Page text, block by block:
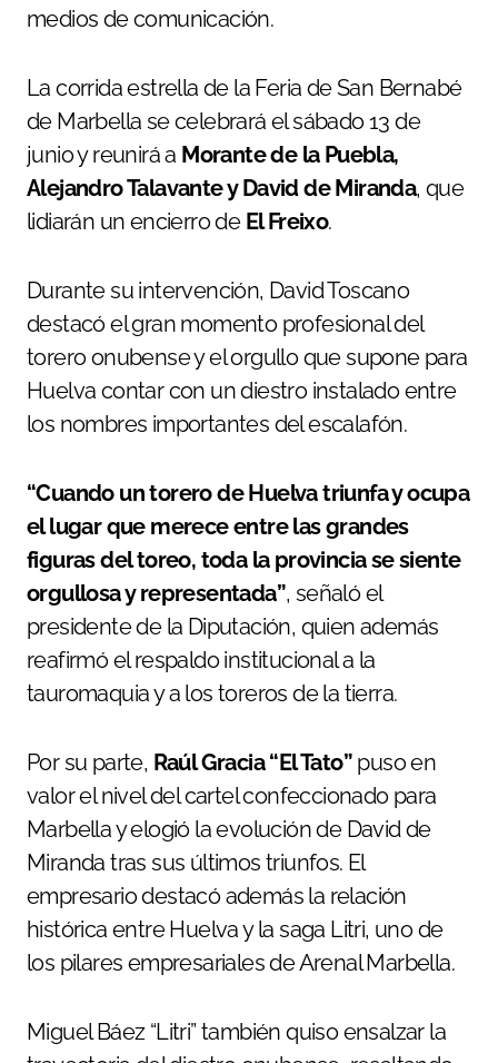
medios de comunicación.
La corrida estrella de la Feria de San Bernabé
de Marbella se celebrará el sábado 13 de
junio y reunirá a Morante de la Puebla,
Alejandro Talavante y David de Miranda, que
lidiarán un encierro de El Freixo.
Durante su intervención, David Toscano
destacó el gran momento profesional del
torero onubense y el orgullo que supone para
Huelva contar con un diestro instalado entre
los nombres importantes del escalafón.
“Cuando un torero de Huelva triunfa y ocupa
el lugar que merece entre las grandes
figuras del toreo, toda la provincia se siente
orgullosa y representada”, señaló el
presidente de la Diputación, quien además
reafirmó el respaldo institucional a la
tauromaquia y a los toreros de la tierra.
Por su parte, Raúl Gracia “El Tato” puso en
valor el nivel del cartel confeccionado para
Marbella y elogió la evolución de David de
Miranda tras sus últimos triunfos. El
empresario destacó además la relación
histórica entre Huelva y la saga Litri, uno de
los pilares empresariales de Arenal Marbella.
Miguel Báez “Litri” también quiso ensalzar la